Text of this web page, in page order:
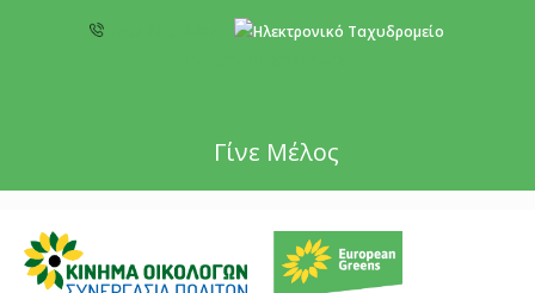
Γίνε Μέλος